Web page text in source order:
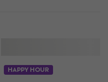
HAPPY HOUR